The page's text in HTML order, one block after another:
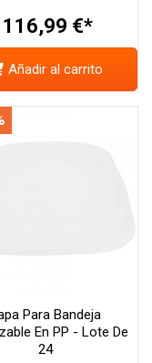
116,99 €*
Añadir al carrito
Para Bandeja
En PP - Lote De
24